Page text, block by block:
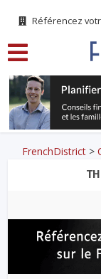
Référencez
FrenchDistrict >